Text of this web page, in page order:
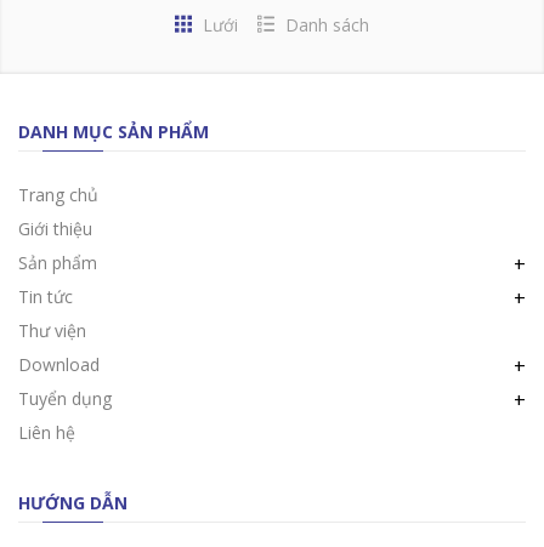
Lưới Danh sách
DANH MỤC SẢN PHẨM
Trang chủ
Giới thiệu
Sản phẩm
+
Tin tức +
Thư viện
Download
+
Tuyển dụng +
Liên hệ
HƯỚNG DẪN